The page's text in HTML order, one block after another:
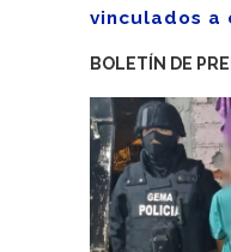
vinculados a
BOLETÍN DE